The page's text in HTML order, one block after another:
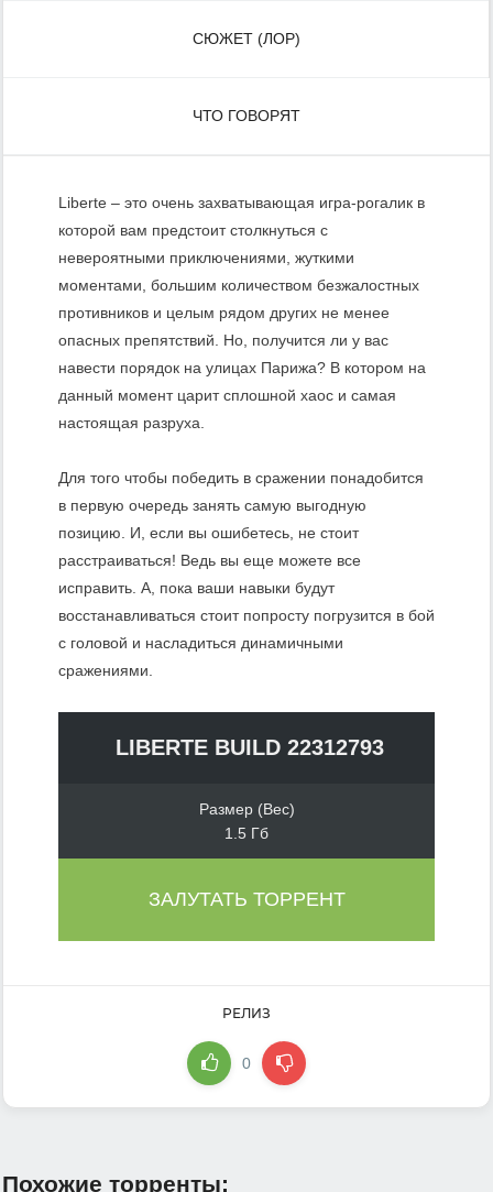
СЮЖЕТ (ЛОР)
ЧТО ГОВОРЯТ
Liberte – это очень захватывающая игра-рогалик в
которой вам предстоит столкнуться с
невероятными приключениями, жуткими
моментами, большим количеством безжалостных
противников и целым рядом других не менее
опасных препятствий. Но, получится ли у вас
навести порядок на улицах Парижа? В котором на
данный момент царит сплошной хаос и самая
настоящая разруха.
Для того чтобы победить в сражении понадобится
в первую очередь занять самую выгодную
позицию. И, если вы ошибетесь, не стоит
расстраиваться! Ведь вы еще можете все
исправить. А, пока ваши навыки будут
восстанавливаться стоит попросту погрузится в бой
с головой и насладиться динамичными
сражениями.
LIBERTE BUILD 22312793
Размер (Вес)
1.5 Гб
ЗАЛУТАТЬ ТОРРЕНТ
РЕЛИЗ
0
Похожие торренты: